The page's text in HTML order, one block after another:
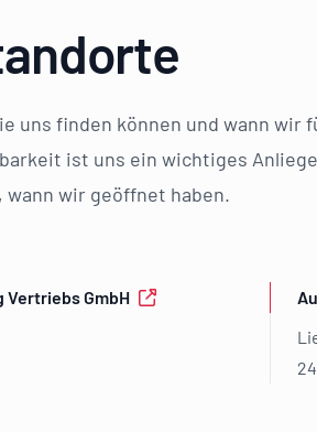
uns finden können und wann wir
ist uns ein wichtiges
wir geöffnet haben.
Vertriebs GmbH